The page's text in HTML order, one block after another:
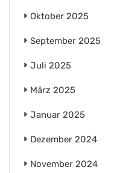
Oktober 2025
September 2025
Juli 2025
März 2025
Januar 2025
Dezember 2024
November 2024